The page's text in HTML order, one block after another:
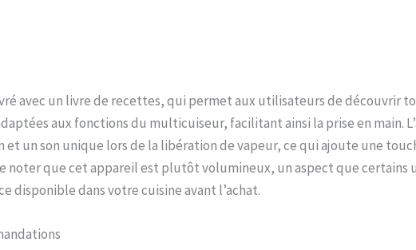
livré avec un livre de recettes, qui permet aux utilisateurs de découvrir
aux fonctions du multicuiseur, facilitant ainsi la prise en main.
et un son unique lors de la libération de vapeur, ce qui ajoute une
noter que cet appareil est plutôt volumineux, un aspect que certains
disponible dans votre cuisine avant l’achat.